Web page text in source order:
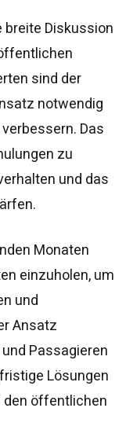
breite Diskussion
sind der
notwendig
Das
zu
und das
Monaten
einzuholen, um
und
Ansatz
Passagieren
Lösungen
den öffentlichen